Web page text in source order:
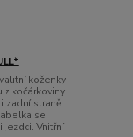
koženky
z kočárkoviny
zadní straně
se
jezdci. Vnitřní